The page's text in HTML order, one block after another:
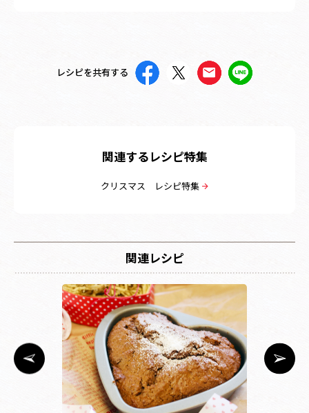
レシピを共有する
関連するレシピ特集
クリスマス レシピ特集
関連レシピ